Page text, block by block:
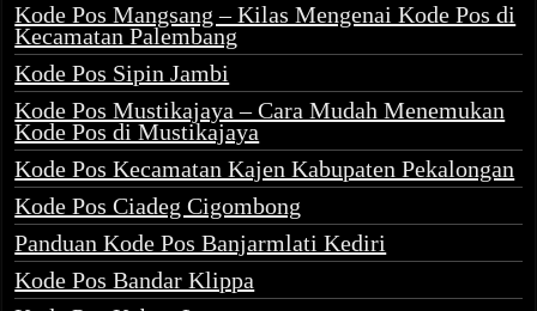
Kode Pos Mangsang – Kilas Mengenai Kode Pos di
Kecamatan Palembang
Kode Pos Sipin Jambi
Kode Pos Mustikajaya – Cara Mudah Menemukan
Kode Pos di Mustikajaya
Kode Pos Kecamatan Kajen Kabupaten Pekalongan
Kode Pos Ciadeg Cigombong
Panduan Kode Pos Banjarmlati Kediri
Kode Pos Bandar Klippa